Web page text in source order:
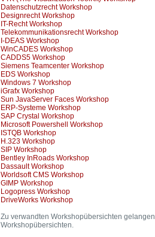
Datenschutzrecht Workshop
Designrecht Workshop
IT-Recht Workshop
Telekommunikationsrecht Workshop
I-DEAS Workshop
WinCADES Workshop
CADDS5 Workshop
Siemens Teamcenter Workshop
EDS Workshop
Windows 7 Workshop
iGrafx Workshop
Sun JavaServer Faces Workshop
ERP-Systeme Workshop
SAP Crystal Workshop
Microsoft Powershell Workshop
ISTQB Workshop
H.323 Workshop
SIP Workshop
Bentley InRoads Workshop
Dassault Workshop
Worldsoft CMS Workshop
GIMP Workshop
Logopress Workshop
DriveWorks Workshop
Zu verwandten Workshopübersichten
Workshopübersichten.